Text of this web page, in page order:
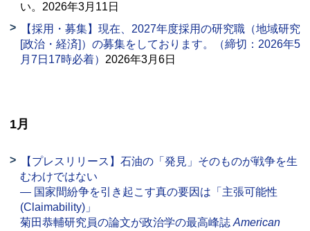
い。2026年3月11日
【採用・募集】現在、2027年度採用の研究職（地域研究
[政治・経済]）の募集をしております。（締切：2026年5
月7日17時必着） 2026年3月6日
1月
【プレスリリース】石油の「発見」そのものが戦争を生
むわけではない
― 国家間紛争を引き起こす真の要因は「主張可能性
(Claimability)」
菊田恭輔研究員の論文が政治学の最高峰誌 American